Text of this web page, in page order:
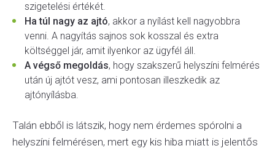
szigetelési értékét.
Ha túl nagy az ajtó, akkor a nyílást kell nagyobbra
venni. A nagyítás sajnos sok kosszal és extra
költséggel jár, amit ilyenkor az ügyfél áll.
A végső megoldás, hogy szakszerű helyszíni felmérés
után új ajtót vesz, ami pontosan illeszkedik az
ajtónyílásba.
Talán ebből is látszik, hogy nem érdemes spórolni a
helyszíni felmérésen, mert egy kis hiba miatt is jelentős